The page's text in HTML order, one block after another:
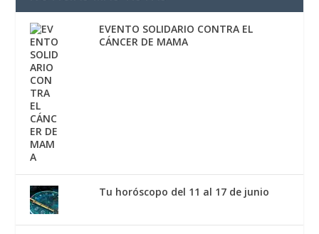
EVENTO SOLIDARIO CONTRA EL
CÁNCER DE MAMA
Tu horóscopo del 11 al 17 de junio